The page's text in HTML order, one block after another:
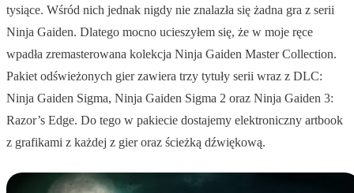
tysiące. Wśród nich jednak nigdy nie znalazła się żadna gra z serii
Ninja Gaiden. Dlatego mocno ucieszyłem się, że w moje ręce
wpadła zremasterowana kolekcja Ninja Gaiden Master Collection.
Pakiet odświeżonych gier zawiera trzy tytuły serii wraz z DLC:
Ninja Gaiden Sigma, Ninja Gaiden Sigma 2 oraz Ninja Gaiden 3:
Razor’s Edge. Do tego w pakiecie dostajemy elektroniczny artbook
z grafikami z każdej z gier oraz ścieżką dźwiękową.